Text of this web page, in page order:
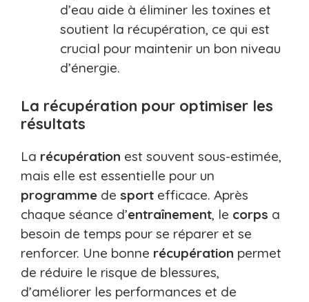
d’eau aide à éliminer les toxines et
soutient la récupération, ce qui est
crucial pour maintenir un bon niveau
d’énergie.
La récupération pour optimiser les
résultats
La récupération est souvent sous-estimée,
mais elle est essentielle pour un
programme de sport efficace. Après
chaque séance d’entraînement, le corps a
besoin de temps pour se réparer et se
renforcer. Une bonne récupération permet
de réduire le risque de blessures,
d’améliorer les performances et de